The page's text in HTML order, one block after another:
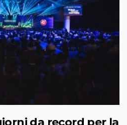
da record per la